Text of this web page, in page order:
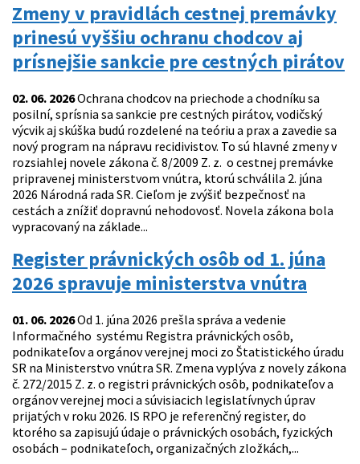
Zmeny v pravidlách cestnej premávky
prinesú vyššiu ochranu chodcov aj
prísnejšie sankcie pre cestných pirátov
02. 06. 2026Ochrana chodcov na priechode a chodníku sa
posilní, sprísnia sa sankcie pre cestných pirátov, vodičský
výcvik aj skúška budú rozdelené na teóriu a prax a zavedie sa
nový program na nápravu recidivistov. To sú hlavné zmeny v
rozsiahlej novele zákona č. 8/2009 Z. z. o cestnej premávke
pripravenej ministerstvom vnútra, ktorú schválila 2. júna
2026 Národná rada SR. Cieľom je zvýšiť bezpečnosť na
cestách a znížiť dopravnú nehodovosť. Novela zákona bola
vypracovaný na základe...
Register právnických osôb od 1. júna
2026 spravuje ministerstva vnútra
01. 06. 2026Od 1. júna 2026 prešla správa a vedenie
Informačného systému Registra právnických osôb,
podnikateľov a orgánov verejnej moci zo Štatistického úradu
SR na Ministerstvo vnútra SR. Zmena vyplýva z novely zákona
č. 272/2015 Z. z. o registri právnických osôb, podnikateľov a
orgánov verejnej moci a súvisiacich legislatívnych úprav
prijatých v roku 2026. IS RPO je referenčný register, do
ktorého sa zapisujú údaje o právnických osobách, fyzických
osobách – podnikateľoch, organizačných zložkách,...